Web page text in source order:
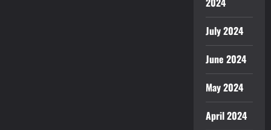
July 2024
June 2024
May 2024
April 2024